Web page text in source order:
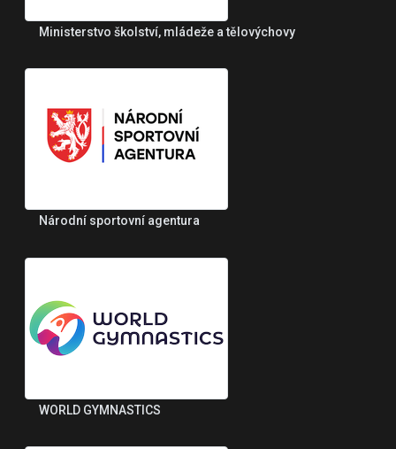
Ministerstvo školství, mládeže a tělovýchovy
Národní sportovní agentura
WORLD GYMNASTICS